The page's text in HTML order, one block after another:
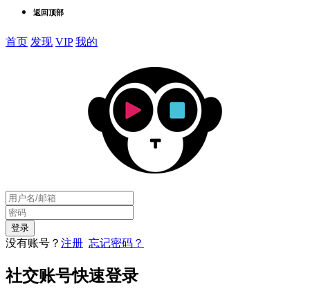
返回顶部
首页 发现 VIP 我的
没有账号？ 注册 忘记密码？
社交账号快速登录